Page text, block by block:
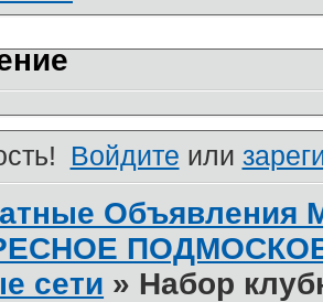
Войдите или
сети » Набор